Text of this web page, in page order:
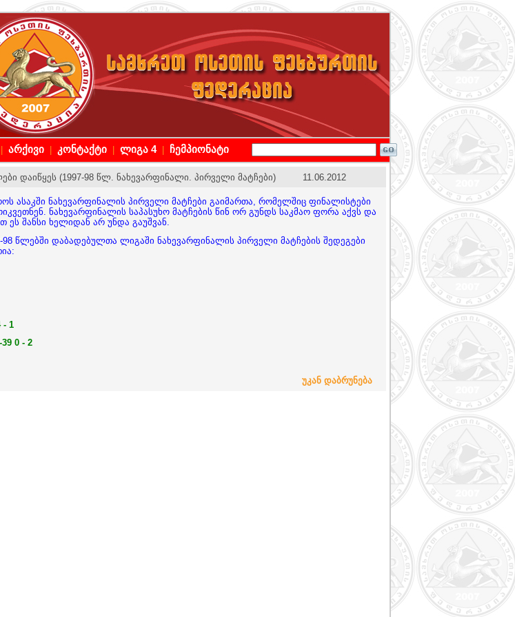
არქივი კონტაქტი ლიგა 4 ჩემპიონატი
დაიწყეს (1997-98 წლ. ნახევარფინალი. პირველი მატჩები) 11.06.2012
ასაკში ნახევარფინალის პირველი მატჩები გაიმართა, რომელშიც ფინალისტები
ნახევარფინალის საპასუხო მატჩების წინ ორ გუნდს საკმაო ფორა აქვს და
ეს შანსი ხელიდან არ უნდა გაუშვან.
98 წლებში დაბადებულთა ლიგაში ნახევარფინალის პირველი მატჩების შედეგები
- 1
0 - 2
უკან დაბრუნება